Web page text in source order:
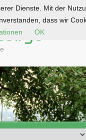
Dienste. Mit der
dass wir
OK